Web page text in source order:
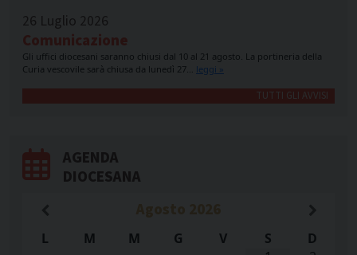
26 Luglio 2026
Comunicazione
Gli uffici diocesani saranno chiusi dal 10 al 21 agosto. La portineria della
Curia vescovile sarà chiusa da lunedì 27… leggi »
TUTTI GLI AVVISI
AGENDA
DIOCESANA
L M M G V S
D